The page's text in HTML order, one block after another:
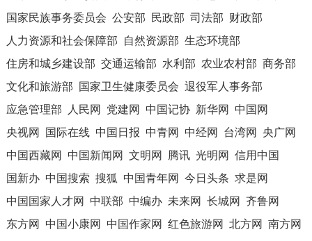
国家民族事务委员会 公安部 民政部 司法部 财政部
人力资源和社会保障部
自然资源部 生态环境部
住房和城乡建设部 交通运输部 水利部 农业农村部 商务部
文化和旅游部
国家卫生健康委员会 退役军人事务部
应急管理部
人民网 党建网 中国记协 新华网
中国网
央视网
国际在线 中国日报 中青网 中经网 台湾网
央广网
中国西藏网
中国新闻网 文明网 腾讯 光明网
信用中国
国新办 中国搜索 搜狐 中国青年网 今日头条 求是网
中国国家人才网
中联部 中编办 未来网 长城网
齐鲁网
东方网
中国小康网 中国作家网 红色旅游网 北方网
南方网